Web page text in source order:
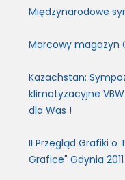
Międzynarodowe
Marcowy magazyn
Kazachstan:
klimatyzacyjne
dla Was !
II Przegląd Grafiki
Grafice" Gdynia 2011